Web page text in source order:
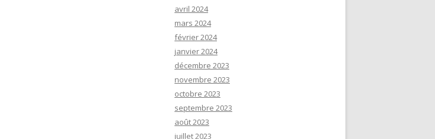
avril 2024
mars 2024
février 2024
janvier 2024
décembre 2023
novembre 2023
octobre 2023
septembre 2023
août 2023
juillet 2023